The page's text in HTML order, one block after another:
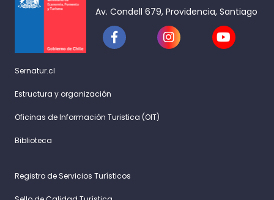
Av. Condell 679, Providencia, Santiago
Sernatur.cl
Estructura y organización
Oficinas de Información Turistica (OIT)
Biblioteca
Registro de Servicios Turísticos